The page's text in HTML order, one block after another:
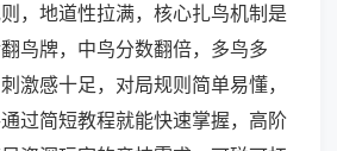
，地道性拉满，核心扎鸟机制是
鸟牌，中鸟分数翻倍，多鸟多
激感十足，对局规则简单易懂，
过简短教程就能快速掌握，高阶